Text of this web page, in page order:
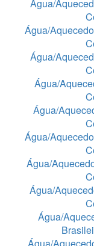
Água/
Água/
Água/
Água/
Água/
Água/
Água/
Água/
Água/